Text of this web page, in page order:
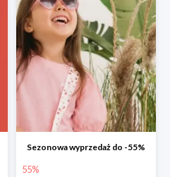
Sezonowa wyprzedaż do -55%
55%